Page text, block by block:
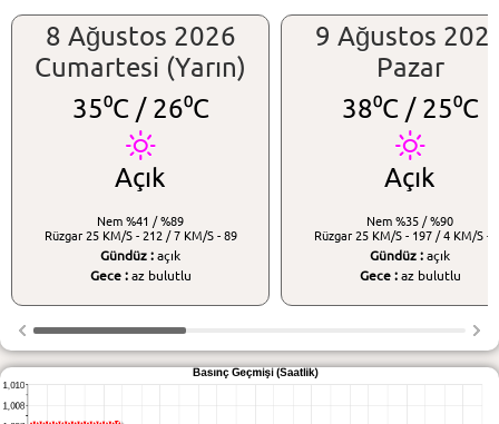
8 Ağustos 2026
Cumartesi (Yarın)
35⁰C /26⁰C
Açık
Nem %41 / %89
Rüzgar 25 KM/S - 212 / 7 KM/S - 89
Gündüz : açık
Gece :az bulutlu
9 Ağustos
Pazar
38⁰C /25⁰C
Açık
Nem %35 / %90
Rüzgar 25 KM/S - 197 / 4 KM/S -
Gündüz : açık
Gece :az bulutlu